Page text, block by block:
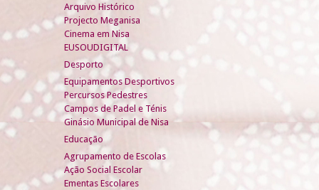
Arquivo Histórico
Projecto Meganisa
Cinema em Nisa
EUSOUDIGITAL
Desporto
Equipamentos Desportivos
Percursos Pedestres
Campos de Padel e Ténis
Ginásio Municipal de Nisa
Educação
Agrupamento de Escolas
Ação Social Escolar
Ementas Escolares